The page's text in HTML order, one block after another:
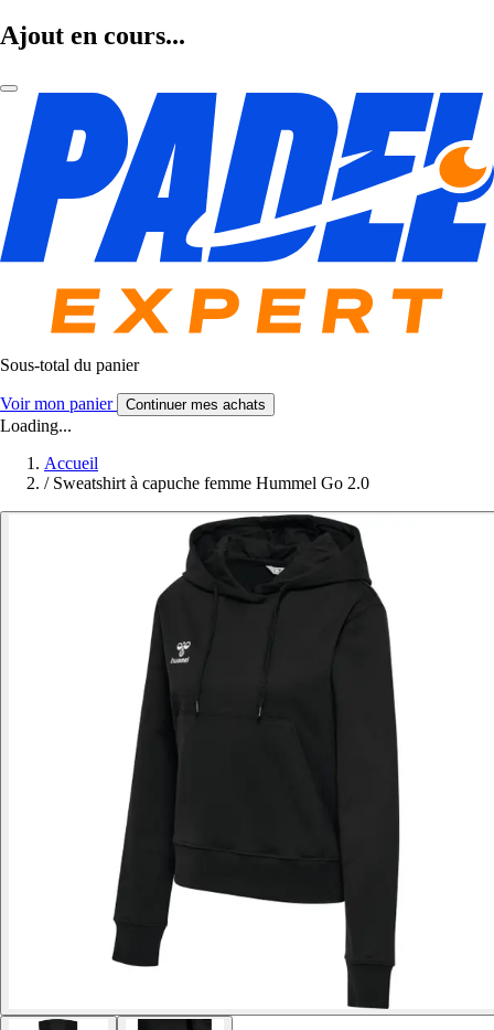
Ajout en cours...
Sous-total du panier
Voir mon panier Continuer mes achats
Loading...
Accueil
/ Sweatshirt à capuche femme Hummel Go 2.0